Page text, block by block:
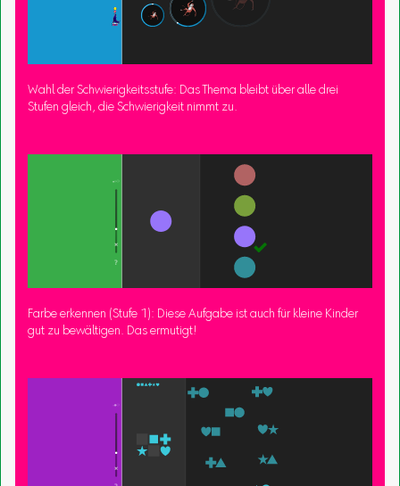
Wahl der Schwierigkeitsstufe: Das Thema bleibt über alle drei
Stufen gleich, die Schwierigkeit nimmt zu.
Farbe erkennen (Stufe 1): Diese Aufgabe ist auch für kleine Kinder
gut zu bewältigen. Das ermutigt!